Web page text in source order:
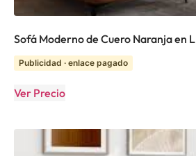
Sofá Moderno de Cuero Naranja en
Publicidad · enlace pagado
Ver Precio